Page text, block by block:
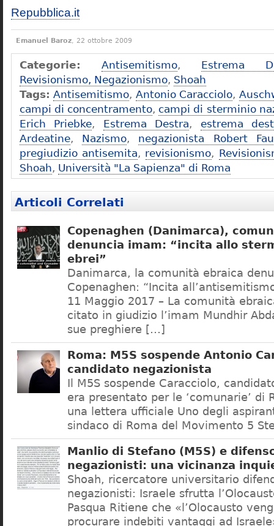
Repubblica.it
Emanuel Baroz, 22 ottobre 2009
Categorie: Antisemitismo, Estrema
Revisionismo, Negazionismo, Shoah
Tags: Antisemitismo, Antonio Caracciolo,
campi di concentramento, campi di sterminio
Erich Priebke, Estrema Destra, estrema
Ardeatine, Nazismo, negazionista Robert
pregiudizio antisemita, revisionismo,
Shoah, Università "La Sapienza" di Roma
Articoli Correlati
Copenaghen (Danimarca),
denuncia imam: “incita allo
ebrei”
Danimarca, la comunità ebraica
Copenaghen: “Incita
11 Maggio 2017 – La comunità
citato in giudizio l’imam Mundhir
sue preghiere […]
Roma: M5S sospende Antonio
candidato negazionista
Il M5S sospende Caracciolo,
era presentato per le ‘comunarie’ di
una lettera ufficiale Uno degli
sindaco di Roma del Movimento 5
Manlio di Stefano (M5S) e
negazionisti: una vicinanza
Shoah, ricercatore universitario
negazionisti: Israele sfrutta
Pasqua Ritiene che «l’Olocausto
procurare indebiti vantaggi ad